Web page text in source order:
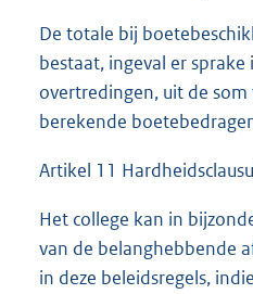
De totale bij
bestaat, ingeval er sprake
overtredingen, uit de
berekende
Artikel 11
Het college kan in
van de belanghebbende
in deze beleidsregels,